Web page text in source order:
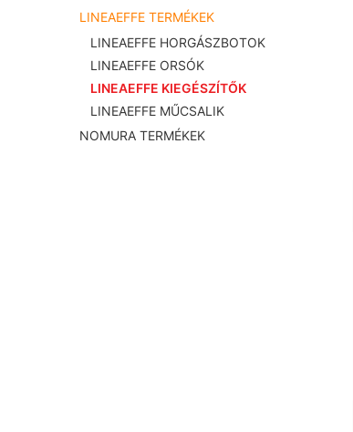
LINEAEFFE TERMÉKEK
LINEAEFFE HORGÁSZBOTOK
LINEAEFFE ORSÓK
LINEAEFFE KIEGÉSZÍTŐK
LINEAEFFE MŰCSALIK
NOMURA TERMÉKEK